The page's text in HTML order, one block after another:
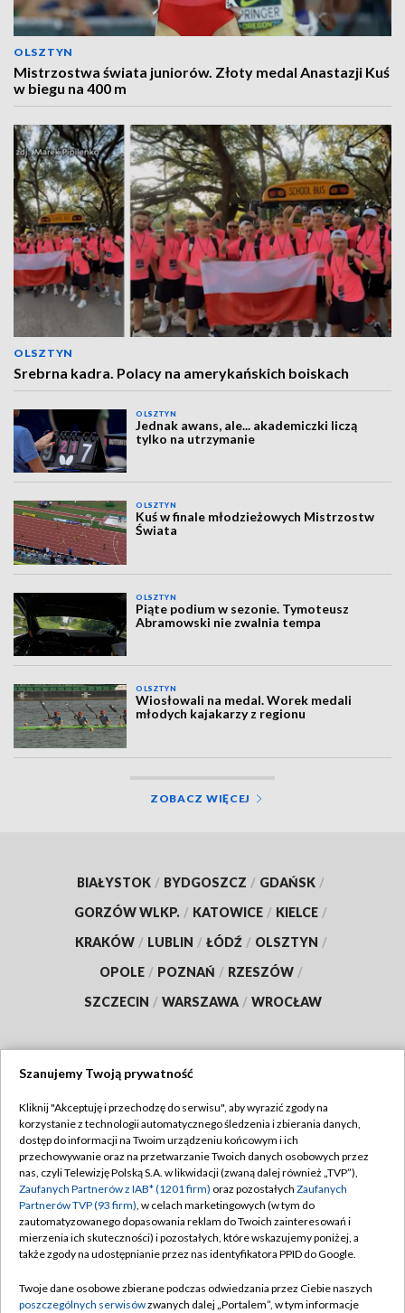
OLSZTYN
Mistrzostwa świata juniorów. Złoty medal Anastazji Kuś
w biegu na 400 m
OLSZTYN
Srebrna kadra. Polacy na amerykańskich boiskach
OLSZTYN
Jednak awans, ale... akademiczki liczą
tylko na utrzymanie
OLSZTYN
Kuś w finale młodzieżowych Mistrzostw
Świata
OLSZTYN
Piąte podium w sezonie. Tymoteusz
Abramowski nie zwalnia tempa
OLSZTYN
Wiosłowali na medal. Worek medali
młodych kajakarzy z regionu
ZOBACZ WIĘCEJ
BIAŁYSTOK / BYDGOSZCZ / GDAŃSK /
GORZÓW WLKP. / KATOWICE / KIELCE /
KRAKÓW / LUBLIN / ŁÓDŹ / OLSZTYN /
OPOLE / POZNAŃ / RZESZÓW /
SZCZECIN / WARSZAWA / WROCŁAW
TVP
Abonament TVP
Emisja w TVP
Centrum informacji TVP
Naziemna Telewizja Cyfrowa
Rada Programowa
Regulamin TVP
Polityka prywatności
Moje zgody
Pomoc
Kontakt
Szanujemy Twoją prywatność
Kliknij "Akceptuję i przechodzę do serwisu", aby wyrazić zgody na
korzystanie z technologii automatycznego śledzenia i zbierania danych,
dostęp do informacji na Twoim urządzeniu końcowym i ich
przechowywanie oraz na przetwarzanie Twoich danych osobowych przez
nas, czyli Telewizję Polską S.A. w likwidacji (zwaną dalej również „TVP”),
Zaufanych Partnerów z IAB* (1201 firm) oraz pozostałych Zaufanych
Partnerów TVP (93 firm), w celach marketingowych (w tym do
zautomatyzowanego dopasowania reklam do Twoich zainteresowań i
mierzenia ich skuteczności) i pozostałych, które wskazujemy poniżej, a
także zgody na udostępnianie przez nas identyfikatora PPID do Google.
Twoje dane osobowe zbierane podczas odwiedzania przez Ciebie naszych
poszczególnych serwisówzwanych dalej „Portalem”, w tym informacje